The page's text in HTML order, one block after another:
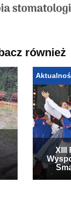
również
XIII